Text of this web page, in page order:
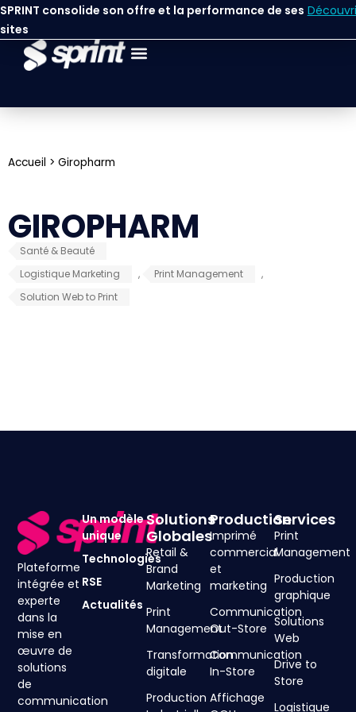
SPRINT consolide son offre et la performance de ses
sites
Accueil > Giropharm
GIROPHARM
Santé & Beauté
Logistique Marketing
, Print Management
,
Solution Web to Print
Plateforme
intégrée et
experte
dans la
mise en
œuvre de
solutions
de
communication
Un modèle
unique
Technologies
RSE
Actualités
Solutions
Globales
Retail &
Brand
Marketing
Print
Management
Transformation
digitale
Production
Production
Imprimé
commercial
et
marketing
Communication
Out-Store
Communication
In-Store
Affichage
Services
Print
Management
Production
graphique
Solutions
Web
Drive to
Store
Logistique